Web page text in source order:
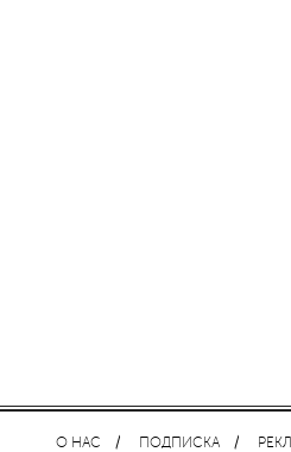
О НАС ПОДПИСКА